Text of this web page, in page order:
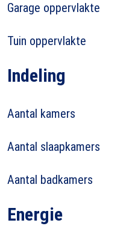
Garage oppervlakte
Tuin oppervlakte
Indeling
Aantal kamers
Aantal slaapkamers
Aantal badkamers
Energie